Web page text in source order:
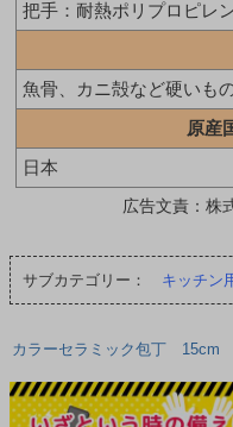
把手：耐熱ポリプロピレ
魚骨、カニ殻など硬いも
原産
日本
広告文責：
サブカテゴリー： キッチン
カラーセラミック包丁 15cm